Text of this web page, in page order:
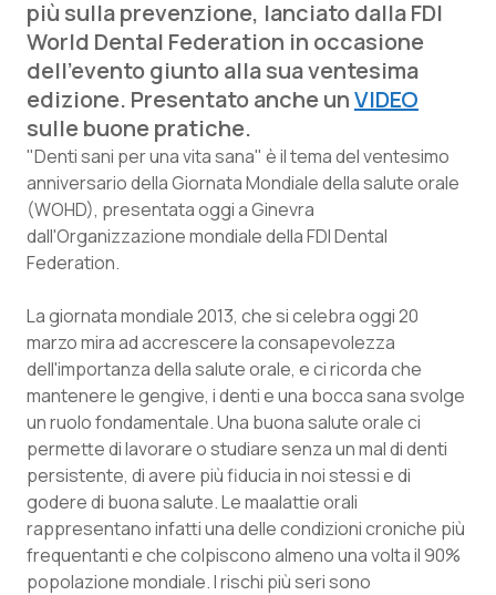
QS Pro
Professionisti Sanitari.AI
Abruzzo
Basilicata
Calabria
Campania
Emilia-Romagna
Friuli Venezia Giulia
Lazio
Liguria
QS Pro Gold
Artrite & artrosi
Asma & BPCO
Car-T
Colesterolo & coronaropatie
Dermatite Atopica
Diabete & glucometri
Disturbi dell’umore
QS Club Newsletter
più sulla prevenzione, lanciato dalla FDI
World Dental Federation in occasione
dell’evento giunto alla sua ventesima
edizione. Presentato anche unVIDEO
sulle buone pratiche.
"Denti sani per una vita sana" è il tema del ventesimo
anniversario della Giornata Mondiale della salute orale
(WOHD), presentata oggi a Ginevra
dall'Organizzazione mondiale della FDI Dental
Federation.
La giornata mondiale 2013, che si celebra oggi 20
marzo mira ad accrescere la consapevolezza
dell'importanza della salute orale, e ci ricorda che
mantenere le gengive, i denti e una bocca sana svolge
un ruolo fondamentale. Una buona salute orale ci
permette di lavorare o studiare senza un mal di denti
persistente, di avere più fiducia in noi stessi e di
godere di buona salute. Le maalattie orali
rappresentano infatti una delle condizioni croniche più
frequentanti e che colpiscono almeno una volta il 90%
popolazione mondiale. I rischi più seri sono